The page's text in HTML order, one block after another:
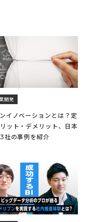
開発
イノベーションとは？定
ット・デメリット、日本
社の事例を紹介